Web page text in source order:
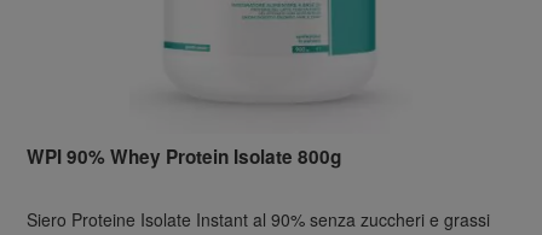
WPI 90% Whey Protein Isolate 800g
Siero Proteine Isolate Instant al 90% senza zuccheri e grassi